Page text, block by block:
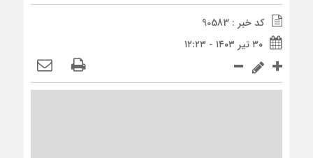
کد خبر : 90583
۳۰ تیر ۱۴۰۳ - ۱۲:۲۳